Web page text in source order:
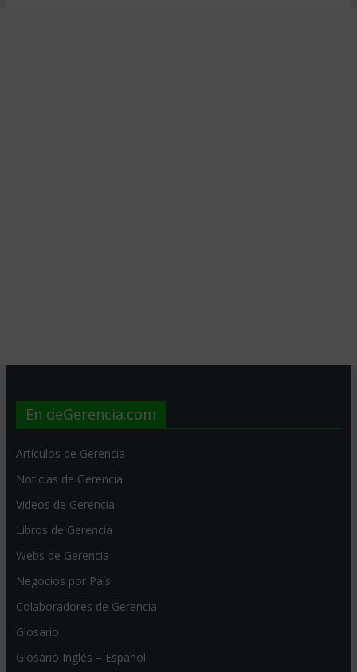
En deGerencia.com
Artículos de Gerencia
Noticias de Gerencia
Videos de Gerencia
Libros de Gerencia
Webs de Gerencia
Negocios por País
Colaboradores de Gerencia
Glosario
Glosario Inglés – Español